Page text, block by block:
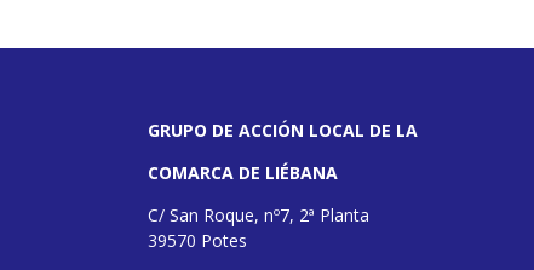
GRUPO DE ACCIÓN LOCAL DE LA
COMARCA DE LIÉBANA
C/ San Roque, nº7, 2ª Planta
39570 Potes